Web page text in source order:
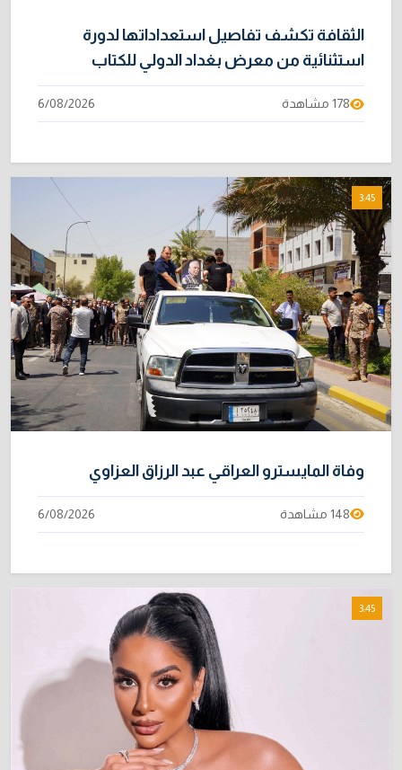
الثقافة تكشف تفاصيل استعداداتها لدورة
استثنائية من معرض بغداد الدولي للكتاب
178 مشاهدة 6/08/2026
3:45
وفاة المايسترو العراقي عبد الرزاق العزاوي
148 مشاهدة 6/08/2026
3:45